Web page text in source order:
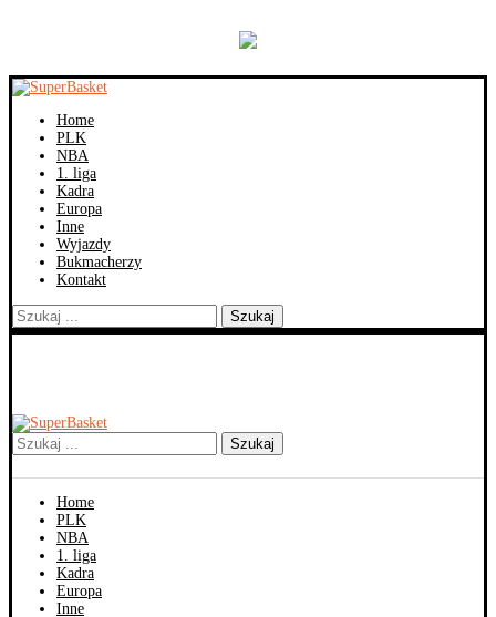
Home
PLK
NBA
1. liga
Kadra
Europa
Inne
Wyjazdy
Bukmacherzy
Kontakt
Szukaj
Szukaj
Home
PLK
NBA
1. liga
Kadra
Europa
Inne